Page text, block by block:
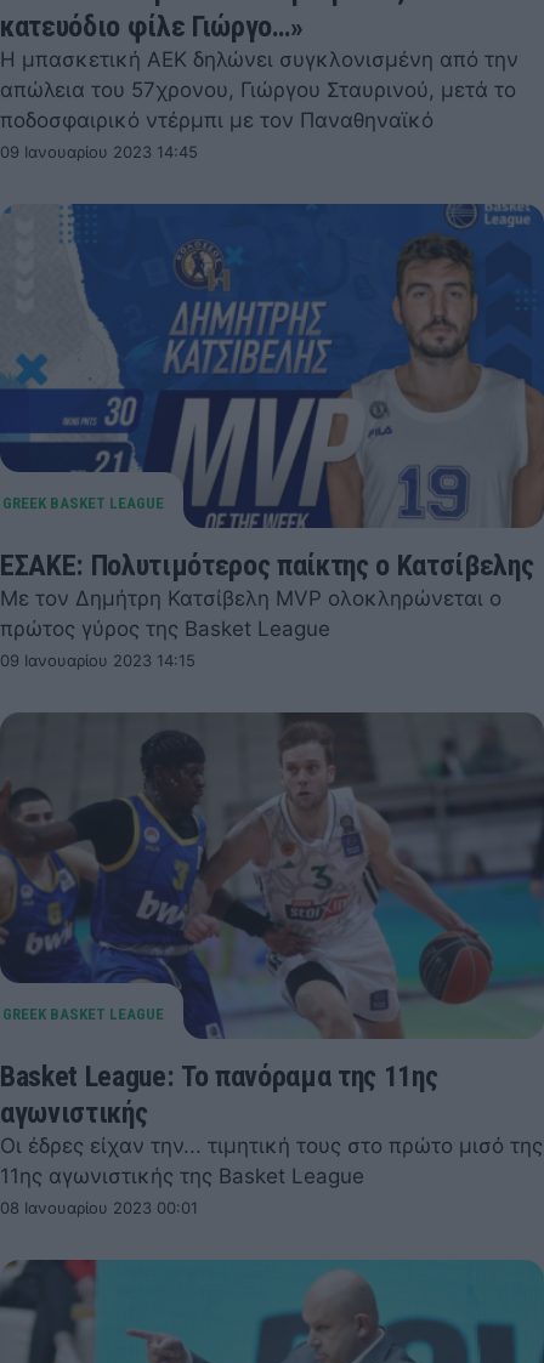
κατευόδιο φίλε Γιώργο…»
Η μπασκετική ΑΕΚ δηλώνει συγκλονισμένη από την
απώλεια του 57χρονου, Γιώργου Σταυρινού, μετά το
ποδοσφαιρικό ντέρμπι με τον Παναθηναϊκό
09 Ιανουαρίου 2023 14:45
ΕΣΑΚΕ: Πολυτιμότερος παίκτης ο Κατσίβελης
Με τον Δημήτρη Κατσίβελη MVP ολοκληρώνεται ο
πρώτος γύρος της Basket League
09 Ιανουαρίου 2023 14:15
Basket League: Το πανόραμα της 11ης
αγωνιστικής
Οι έδρες είχαν την... τιμητική τους στο πρώτο μισό της
11ης αγωνιστικής της Basket League
08 Ιανουαρίου 2023 00:01